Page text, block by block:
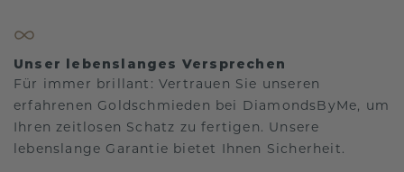
Unser lebenslanges Versprechen
Für immer brillant: Vertrauen Sie unseren
erfahrenen Goldschmieden bei DiamondsByMe, um
Ihren zeitlosen Schatz zu fertigen. Unsere
lebenslange Garantie bietet Ihnen Sicherheit.